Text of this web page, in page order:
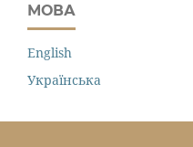
МОВА
English
Українська